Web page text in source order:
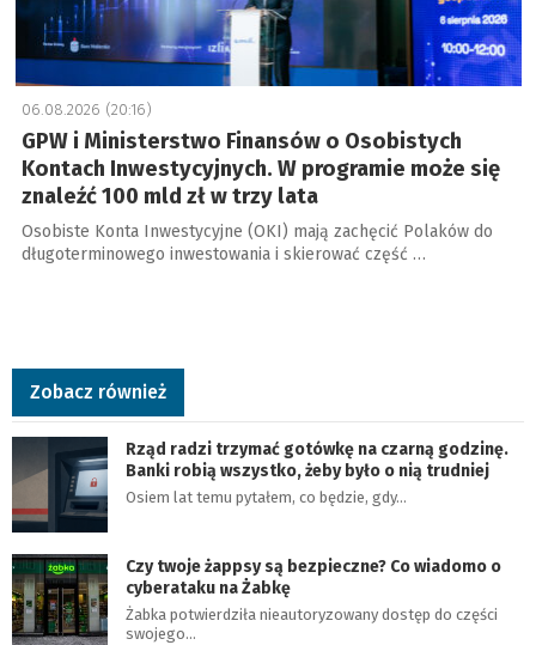
06.08.2026 (20:16)
GPW i Ministerstwo Finansów o Osobistych
Kontach Inwestycyjnych. W programie może się
znaleźć 100 mld zł w trzy lata
Osobiste Konta Inwestycyjne (OKI) mają zachęcić Polaków do
długoterminowego inwestowania i skierować część …
Zobacz również
Rząd radzi trzymać gotówkę na czarną godzinę.
Banki robią wszystko, żeby było o nią trudniej
Osiem lat temu pytałem, co będzie, gdy…
Czy twoje żappsy są bezpieczne? Co wiadomo o
cyberataku na Żabkę
Żabka potwierdziła nieautoryzowany dostęp do części
swojego…